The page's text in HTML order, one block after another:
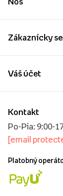
Zákaznícky
Kontakt
Po-Pia: 9:00-
[email
Platobný
Váš účet